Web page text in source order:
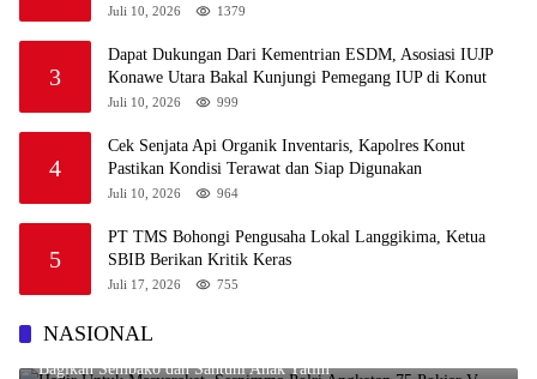
Juli 10, 2026 1379
3
Dapat Dukungan Dari Kementrian ESDM, Asosiasi IUJP
Konawe Utara Bakal Kunjungi Pemegang IUP di Konut
Juli 10, 2026 999
4
Cek Senjata Api Organik Inventaris, Kapolres Konut
Juli 10, 2026 964
5
PT TMS Bohongi Pengusaha Lokal Langgikima, Ketua
SBIB Berikan Kritik Keras
Juli 17, 2026 755
NASIONAL
Hadir Untuk Masyarakat, Sespimma Polri Angkatan 75 Pokjar V,
Bagikan Sembako dan Santuni Anak Yatim